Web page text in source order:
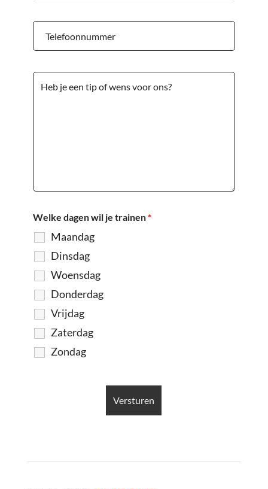
Welke dagen wil je trainen*
Maandag
Dinsdag
Woensdag
Donderdag
Vrijdag
Zaterdag
Zondag